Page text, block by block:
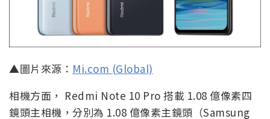
▲圖片來源： Mi.com (Global)
相機方面， Redmi Note 10 Pro 搭載 1.08 億像素四
鏡頭主相機，分別為 1.08 億像素主鏡頭（Samsung